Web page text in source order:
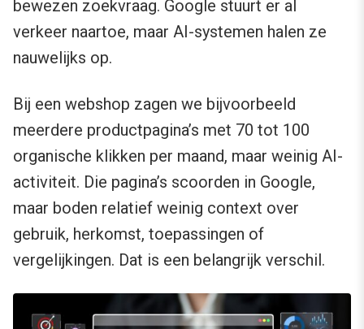
bewezen zoekvraag. Google stuurt er al
verkeer naartoe, maar AI-systemen halen ze
nauwelijks op.
Bij een webshop zagen we bijvoorbeeld
meerdere productpagina’s met 70 tot 100
organische klikken per maand, maar weinig AI-
activiteit. Die pagina’s scoorden in Google,
maar boden relatief weinig context over
gebruik, herkomst, toepassingen of
vergelijkingen. Dat is een belangrijk verschil.